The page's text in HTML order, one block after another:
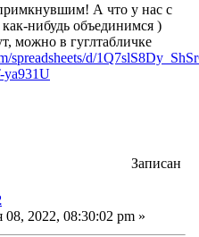
А что у нас с
нибудь объединимся )
можно в гуглтабличке
spreadsheets/d/
Записан
2022, 08:30:02 pm »